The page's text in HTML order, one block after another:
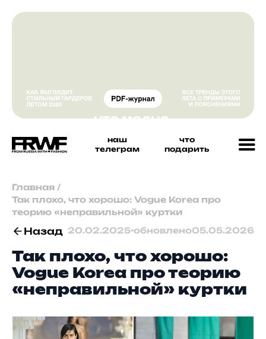
наш
телеграм
что
подарить
Главная /
Так плохо, что хорошо: Vogue Korea про
теорию «неправильной» куртки
Назад 20.02.2025•обновлено05.05.2026
Так плохо, что хорошо:
Vogue Korea про теорию
«неправильной» куртки